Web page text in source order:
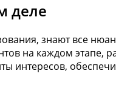
деле
знают все
на каждом этапе,
интересов,